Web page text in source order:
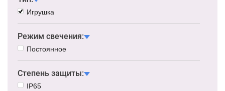
Игрушка
Режим свечения:
Постоянное
Степень защиты:
IP65